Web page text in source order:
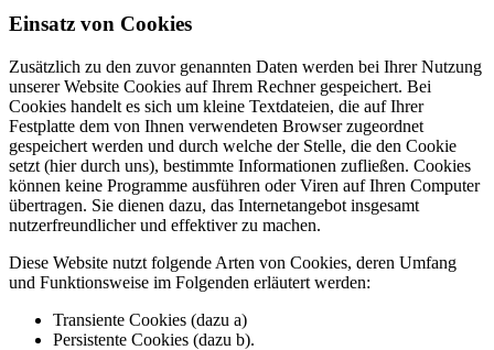
Einsatz von Cookies
Zusätzlich zu den zuvor genannten Daten werden bei Ihrer Nutzung
unserer Website Cookies auf Ihrem Rechner gespeichert. Bei
Cookies handelt es sich um kleine Textdateien, die auf Ihrer
Festplatte dem von Ihnen verwendeten Browser zugeordnet
gespeichert werden und durch welche der Stelle, die den Cookie
setzt (hier durch uns), bestimmte Informationen zufließen. Cookies
können keine Programme ausführen oder Viren auf Ihren Computer
übertragen. Sie dienen dazu, das Internetangebot insgesamt
nutzerfreundlicher und effektiver zu machen.
Diese Website nutzt folgende Arten von Cookies, deren Umfang
und Funktionsweise im Folgenden erläutert werden:
Transiente Cookies (dazu a)
Persistente Cookies (dazu b).